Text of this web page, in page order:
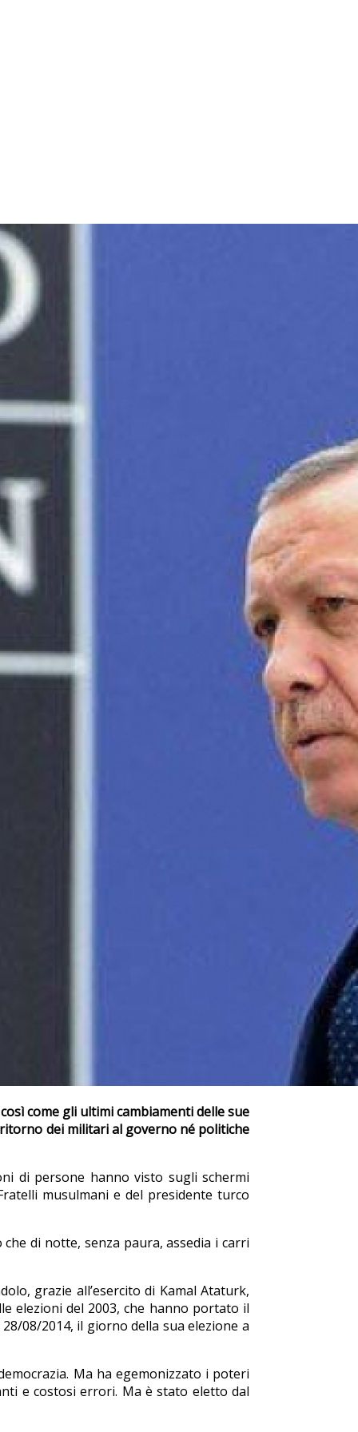
come gli ultimi cambiamenti delle sue
dei militari al governo né politiche
di persone hanno visto sugli schermi
musulmani e del presidente turco
di notte, senza paura, assedia i carri
grazie all’esercito di Kamal Ataturk,
elezioni del 2003, che hanno portato il
08/2014, il giorno della sua elezione a
Ma ha egemonizzato i poteri
e costosi errori. Ma è stato eletto dal